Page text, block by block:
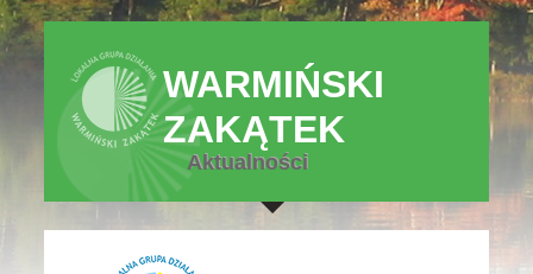
WARMIŃSKI
ZAKĄTEK
Aktualności